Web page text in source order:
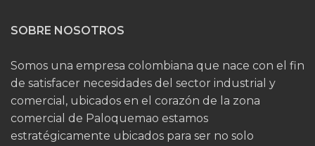
SOBRE NOSOTROS
Somos una empresa colombiana que nace con el fin
de satisfacer necesidades del sector industrial y
comercial, ubicados en el corazón de la zona
comercial de Paloquemao estamos
estratégicamente ubicados para ser no solo